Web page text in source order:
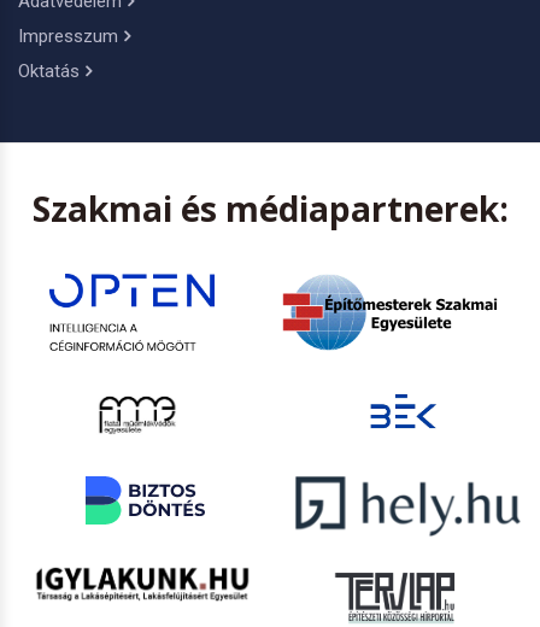
Impresszum
Oktatás
Szakmai és médiapartnerek: